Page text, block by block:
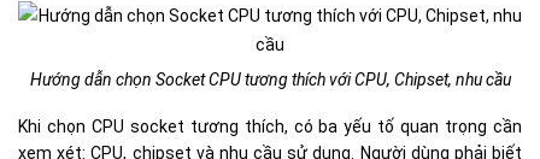
Hướng dẫn chọn Socket CPU tương thích với CPU, Chipset, nhu cầu
Khi chọn CPU socket tương thích, có ba yếu tố quan trọng cần
xem xét: CPU, chipset và nhu cầu sử dụng. Người dùng phải biết